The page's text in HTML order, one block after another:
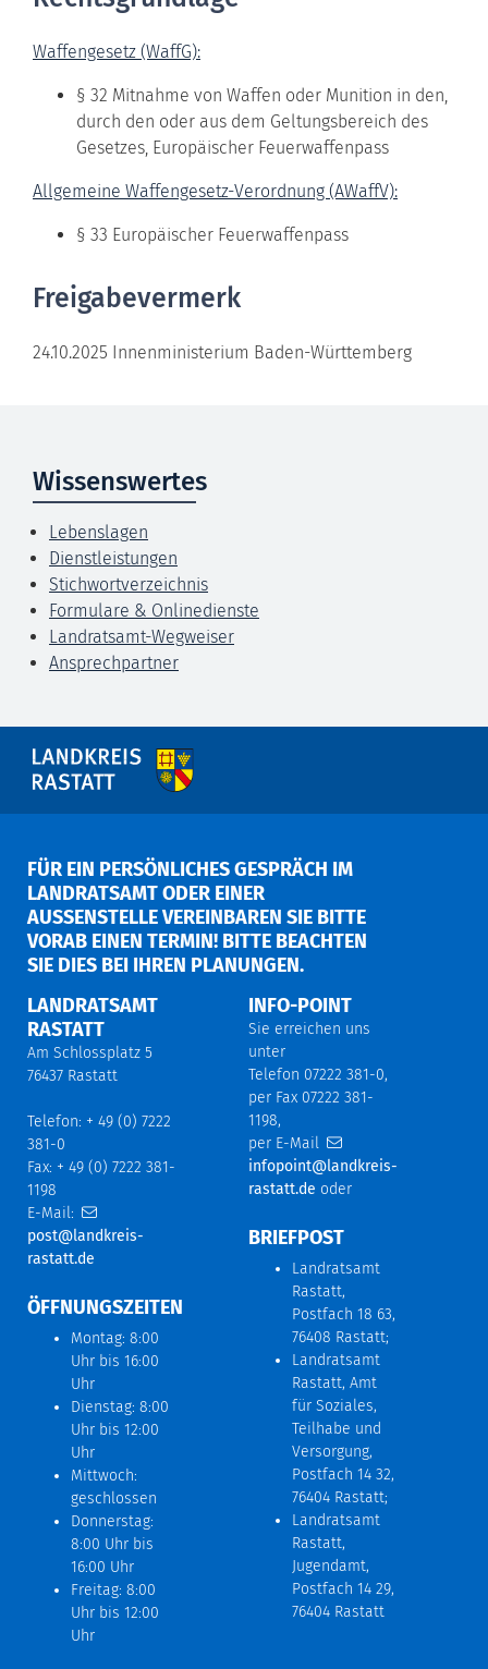
Waffengesetz (WaffG):
§ 32 Mitnahme von Waffen oder Munition in den,
durch den oder aus dem Geltungsbereich des
Gesetzes, Europäischer Feuerwaffenpass
Allgemeine Waffengesetz-Verordnung (AWaffV):
§ 33 Europäischer Feuerwaffenpass
Freigabevermerk
24.10.2025 Innenministerium Baden-Württemberg
Wissenswertes
Lebenslagen
Dienstleistungen
Stichwortverzeichnis
Formulare & Onlinedienste
Landratsamt-Wegweiser
Ansprechpartner
FÜR EIN PERSÖNLICHES GESPRÄCH IM
LANDRATSAMT ODER EINER
AUSSENSTELLE VEREINBAREN SIE BITTE V
ORAB EINEN TERMIN! BITTE BEACHTEN S
IE DIES BEI IHREN PLANUNGEN.
LANDRATSAMT
RASTATT
Am Schlossplatz 5
76437 Rastatt
Telefon: + 49 (0) 7222
381-0
Fax: + 49 (0) 7222 381-
1198
E-Mail:
post@landkreis-
rastatt.de
ÖFFNUNGSZEITEN
Montag: 8:00
Uhr bis 16:00
Uhr
Dienstag: 8:00
Uhr bis 12:00
Uhr
Mittwoch:
geschlossen
Donnerstag:
8:00 Uhr bis
16:00 Uhr
Freitag: 8:00
Uhr bis 12:00
Uhr
INFO-POINT
Sie erreichen uns
unter
Telefon 07222 381-0,
per Fax 07222 381-
1198,
per E-Mail
infopoint@landkreis-
rastatt.de oder
BRIEFPOST
Landratsamt
Rastatt,
Postfach 18 63,
76408 Rastatt;
Landratsamt
Rastatt, Amt
für Soziales,
Teilhabe und
Versorgung,
Postfach 14 32,
76404 Rastatt;
Landratsamt
Rastatt,
Jugendamt,
Postfach 14 29,
76404 Rastatt